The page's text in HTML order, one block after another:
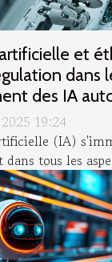
et
dans
des IA
19:24
(IA)
tous les